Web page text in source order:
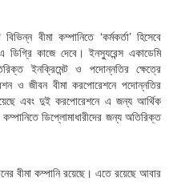
বীমা কম্পানিতে ‘কর্মকর্তা’ হিসেবে
কাজে দেবে। ইনস্যুরেন্স একাডেমি
ইনক্রিমেন্ট ও পদোন্নতির ক্ষেত্রে
ও জীবন বীমা করপোরেশনে পদোন্নতির
এবং দুই করপোরেশনে এ জন্য আর্থিক
ডিপ্লোমাধারীদের জন্য অতিরিক্ত
বীমা কম্পানি রয়েছে। এতে রয়েছে আবার